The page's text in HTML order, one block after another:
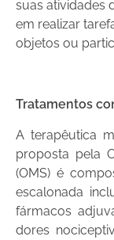
suas atividades
em realizar
objetos ou
Tratamentos
A terapêutica
proposta pela
(OMS) é
escalonada
fármacos
dores